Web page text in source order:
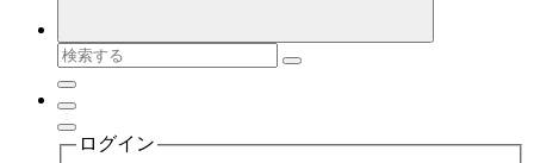
検
索
対
象:
ログイン